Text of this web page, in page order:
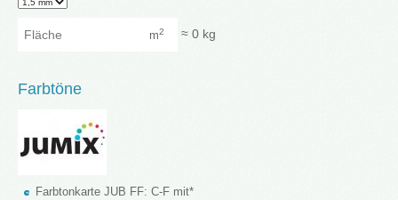
Granularity
m2 ≈ 0 kg
Farbtöne
Farbtonkarte JUB FF: C-F mit*